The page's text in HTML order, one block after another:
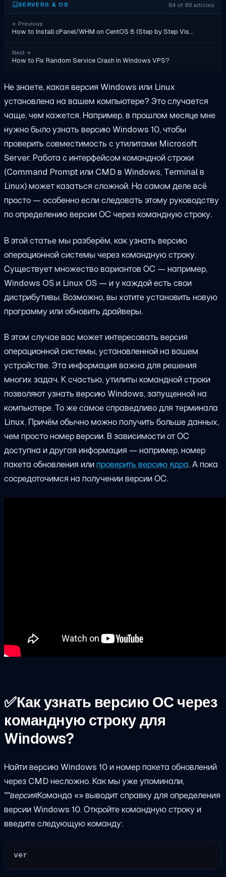
SERVERS & OS 84 of 89 articles
← Previous
How to Install cPanel/WHM on CentOS 8 (Step by Step Vis…
Next →
How to Fix Random Service Crash in Windows VPS?
Не знаете, какая версия Windows или Linux
установлена на вашем компьютере? Это случается
чаще, чем кажется. Например, в прошлом месяце мне
нужно было узнать версию Windows 10, чтобы
проверить совместимость с утилитами Microsoft
Server. Работа с интерфейсом командной строки
(Command Prompt или CMD в Windows, Terminal в
Linux) может казаться сложной. На самом деле всё
просто — особенно если следовать этому руководству
по определению версии ОС через командную строку.
В этой статье мы разберём, как узнать версию
операционной системы через командную строку.
Существует множество вариантов ОС — например,
Windows OS и Linux OS — и у каждой есть свои
дистрибутивы. Возможно, вы хотите установить новую
программу или обновить драйверы.
В этом случае вас может интересовать версия
операционной системы, установленной на вашем
устройстве. Эта информация важна для решения
многих задач. К счастью, утилиты командной строки
позволяют узнать версию Windows, запущенной на
компьютере. То же самое справедливо для терминала
Linux. Причём обычно можно получить больше данных,
чем просто номер версии. В зависимости от ОС
доступна и другая информация — например, номер
пакета обновления илипроверить версию ядра. А пока
сосредоточимся на получении версии ОС.
✅Как узнать версию ОС через
командную строку для
Windows?
Найти версию Windows 10 и номер пакета обновлений
через CMD несложно. Как мы уже упоминали,
""версияКоманда «» выводит справку для определения
версии Windows 10. Откройте командную строку и
введите следующую команду:
ver